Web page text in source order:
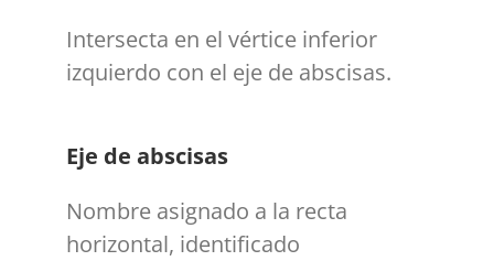
Intersecta en el vértice inferior
izquierdo con el eje de abscisas.
Eje de abscisas
Nombre asignado a la recta
horizontal, identificado